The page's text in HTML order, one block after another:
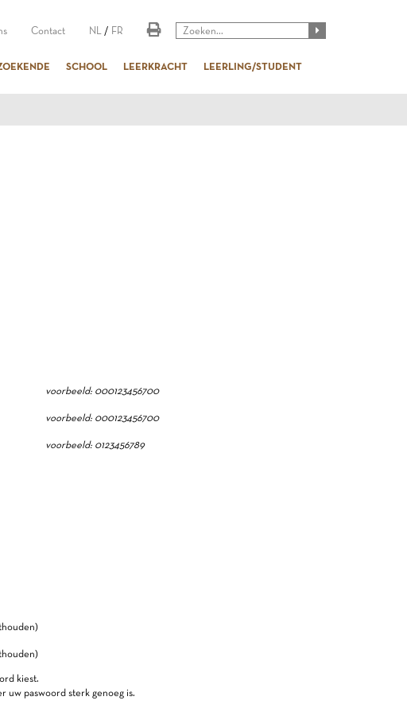
Contact NL / FR
SCHOOL LEERKRACHT LEERLING/STUDENT
voorbeeld: 000123456700
voorbeeld: 000123456700
voorbeeld: 0123456789
kiest.
uw paswoord sterk genoeg is.